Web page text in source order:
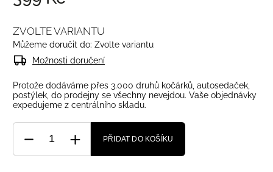
ZVOLTE VARIANTU
Můžeme doručit do: Zvolte variantu
Možnosti doručení
Protože dodáváme přes 3.000 druhů kočárků, autosedaček,
postýlek, do prodejny se všechny nevejdou. Vaše objednávky
expedujeme z centrálního skladu.
PŘIDAT DO KOŠÍKU